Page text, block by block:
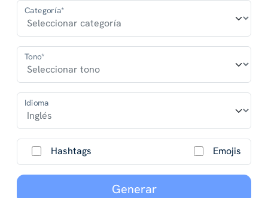
Categoría*
Tono*
Idioma
Hashtags Emojis
Generar